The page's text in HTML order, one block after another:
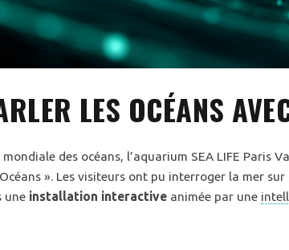
LES OCÉANS
des océans, l’aquarium SEA LIFE Paris
». Les visiteurs ont pu interroger la mer
une installation interactive animée par une